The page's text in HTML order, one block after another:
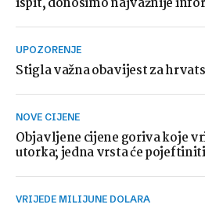
UPOZORENJE
Stigla važna obavijest za
NOVE CIJENE
Objavljene cijene goriva koje
utorka; jedna vrsta će
VRIJEDE MILIJUNE DOLARA